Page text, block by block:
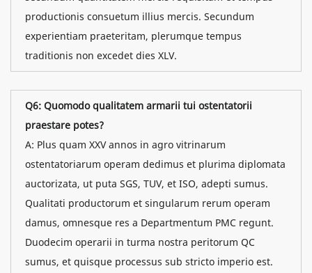
productionis consuetum illius mercis. Secundum
experientiam praeteritam, plerumque tempus
traditionis non excedet dies XLV.
Q6: Quomodo qualitatem armarii tui ostentatorii
praestare potes?
A: Plus quam XXV annos in agro vitrinarum
ostentatoriarum operam dedimus et plurima diplomata
auctorizata, ut puta SGS, TUV, et ISO, adepti sumus.
Qualitati productorum et singularum rerum operam
damus, omnesque res a Departmentum PMC regunt.
Duodecim operarii in turma nostra peritorum QC
sumus, et quisque processus sub stricto imperio est.